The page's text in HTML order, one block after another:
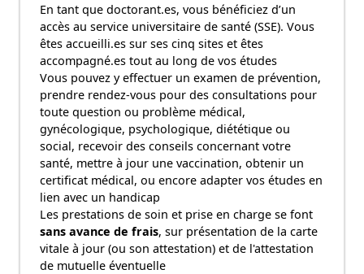
En tant que doctorant.es, vous bénéficiez d’un
accès au service universitaire de santé (SSE). Vous
êtes accueilli.es sur ses cinq sites et êtes
accompagné.es tout au long de vos études
Vous pouvez y effectuer un examen de prévention,
prendre rendez-vous pour des consultations pour
toute question ou problème médical,
gynécologique, psychologique, diététique ou
social, recevoir des conseils concernant votre
santé, mettre à jour une vaccination, obtenir un
certificat médical, ou encore adapter vos études en
lien avec un handicap
Les prestations de soin et prise en charge se font
sans avance de frais, sur présentation de la carte
vitale à jour (ou son attestation) et de l'attestation
de mutuelle éventuelle